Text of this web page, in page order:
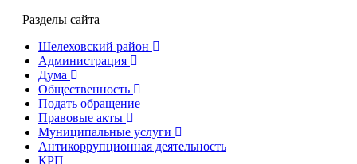
Разделы сайта
Шелеховский район
Администрация
Дума
Общественность
Подать обращение
Правовые акты
Муниципальные услуги
Антикоррупционная деятельность
КРП